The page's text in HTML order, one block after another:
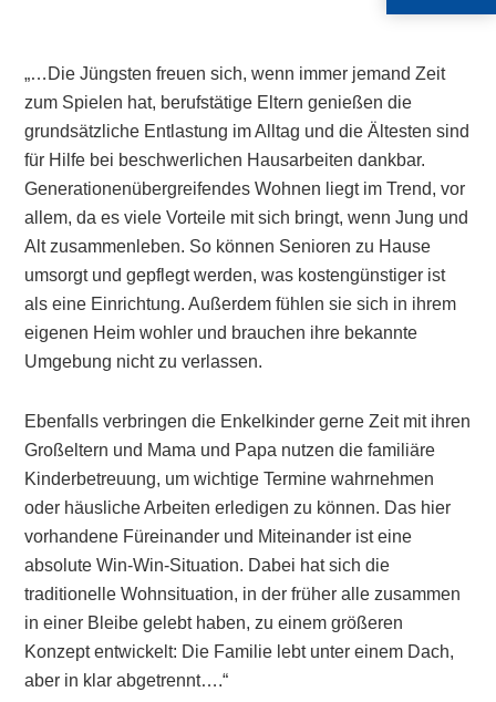
„…Die Jüngsten freuen sich, wenn immer jemand Zeit
zum Spielen hat, berufstätige Eltern genießen die
grundsätzliche Entlastung im Alltag und die Ältesten sind
für Hilfe bei beschwerlichen Hausarbeiten dankbar.
Generationenübergreifendes Wohnen liegt im Trend, vor
allem, da es viele Vorteile mit sich bringt, wenn Jung und
Alt zusammenleben. So können Senioren zu Hause
umsorgt und gepflegt werden, was kostengünstiger ist
als eine Einrichtung. Außerdem fühlen sie sich in ihrem
eigenen Heim wohler und brauchen ihre bekannte
Umgebung nicht zu verlassen.
Ebenfalls verbringen die Enkelkinder gerne Zeit mit ihren
Großeltern und Mama und Papa nutzen die familiäre
Kinderbetreuung, um wichtige Termine wahrnehmen
oder häusliche Arbeiten erledigen zu können. Das hier
vorhandene Füreinander und Miteinander ist eine
absolute Win-Win-Situation. Dabei hat sich die
traditionelle Wohnsituation, in der früher alle zusammen
in einer Bleibe gelebt haben, zu einem größeren
Konzept entwickelt: Die Familie lebt unter einem Dach,
aber in klar abgetrennt….“